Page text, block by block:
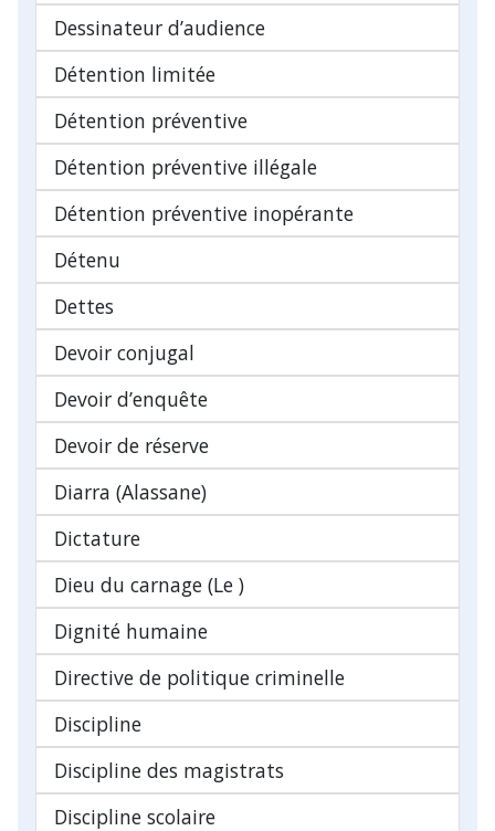
Dessinateur d’audience
Détention limitée
Détention préventive
Détention préventive illégale
Détention préventive inopérante
Détenu
Dettes
Devoir conjugal
Devoir d’enquête
Devoir de réserve
Diarra (Alassane)
Dictature
Dieu du carnage (Le )
Dignité humaine
Directive de politique criminelle
Discipline
Discipline des magistrats
Discipline scolaire